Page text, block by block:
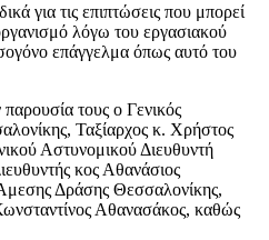
για τις επιπτώσεις που μπορεί
λόγω του εργασιακού
επάγγελμα όπως αυτό του
τους ο Γενικός
Ταξίαρχος κ. Χρήστος
Αστυνομικού Διευθυντή
κος Αθανάσιος
Δράσης Θεσσαλονίκης,
Αθανασάκος, καθώς